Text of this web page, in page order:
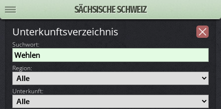
SÄCHSISCHE SCHWEIZ
Unterkunftsverzeichnis
Suchwort:
Region:
Unterkunft: